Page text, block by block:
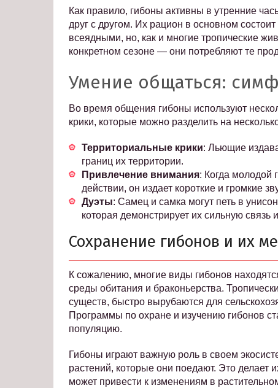
Как правило, гибоны активны в утренние
друг с другом. Их рацион в основном
всеядными, но, как и многие тропические
конкретном сезоне — они потребляют те
Умение общаться:
Во время общения гибоны используют
крики, которые можно разделить на
Территориальные крики: Льющие
границ их территории.
Привлечение внимания: Когда молодой
действии, он издает короткие и громкие
Дуэты: Самец и самка могут петь в
которая демонстрирует их сильную связь
Сохранение гибонов и их
К сожалению, многие виды гибонов
среды обитания и браконьерства.
существ, быстро вырубаются для
Программы по охране и изучению гибонов
популяцию.
Гибоны играют важную роль в своем
растений, которые они поедают. Это делает
может привести к изменениям в